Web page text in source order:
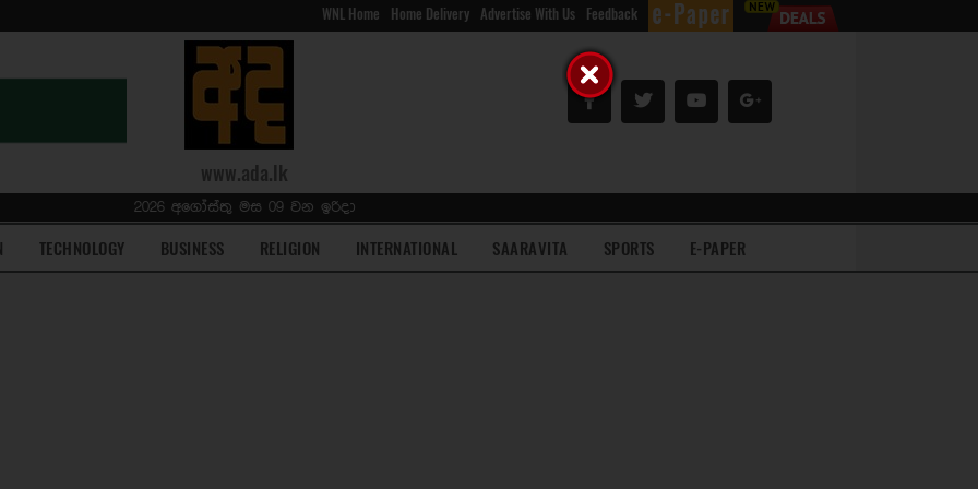
WNL Home Home Delivery Advertise With Us Feedback
www.ada.lk
2026 අගෝස්තු මස 09 වන ඉරිදා
TECHNOLOGY BUSINESS RELIGION INTERNATIONAL SAARAVITA SPORTS E-PAPER